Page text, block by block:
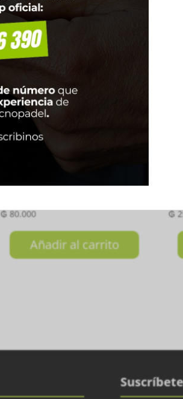
Overgrip Head Prime Tour
₲80.000
Añadir al carrito
₲